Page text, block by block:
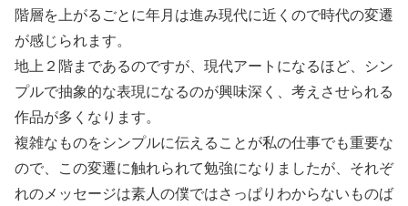
階層を上がるごとに年月は進み現代に近くので時代の変遷
が感じられます。
地上２階まであるのですが、現代アートになるほど、シン
プルで抽象的な表現になるのが興味深く、考えさせられる
作品が多くなります。
複雑なものをシンプルに伝えることが私の仕事でも重要な
ので、この変遷に触れられて勉強になりましたが、それぞ
れのメッセージは素人の僕ではさっぱりわからないものば